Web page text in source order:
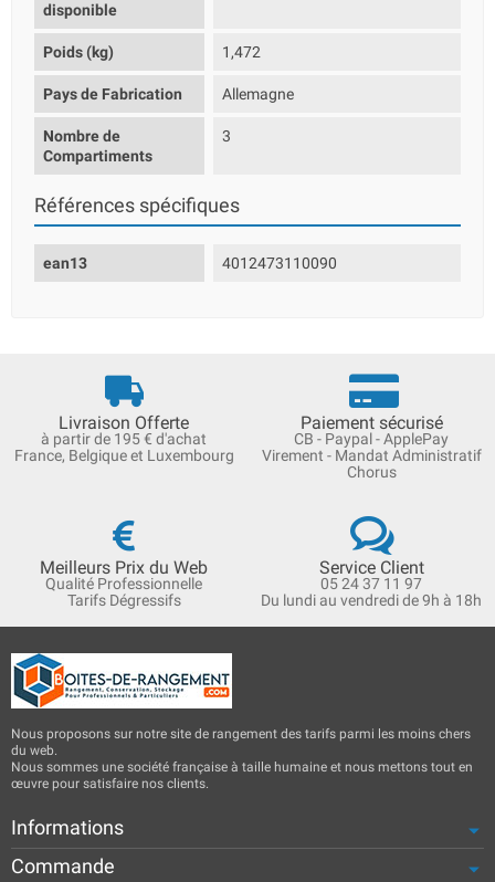
disponible
Poids (kg) 1,472
Pays de Fabrication Allemagne
Nombre de
Compartiments
3
Références spécifiques
ean13 4012473110090
Livraison Offerte
à partir de 195 € d'achat
France, Belgique et Luxembourg
Paiement sécurisé
CB - Paypal - ApplePay
Virement - Mandat Administratif
Chorus
Meilleurs Prix du Web
Qualité Professionnelle
Tarifs Dégressifs
Service Client
05 24 37 11 97
Du lundi au vendredi de 9h à 18h
Nous proposons sur notre site de rangement des tarifs parmi les moins chers
du web.
Nous sommes une société française à taille humaine et nous mettons tout en
œuvre pour satisfaire nos clients.
Informations
Commande